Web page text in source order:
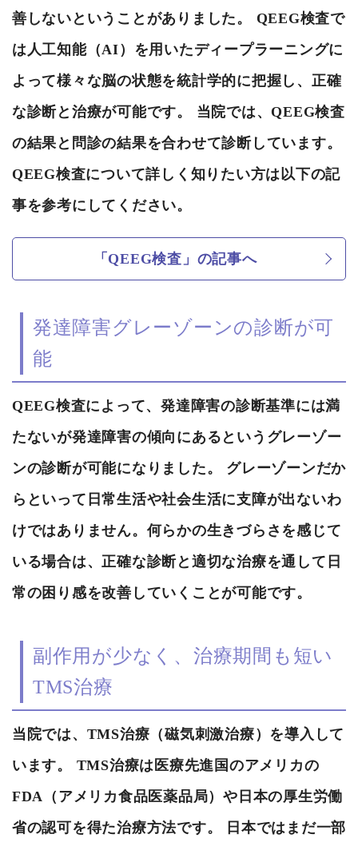
善しないということがありました。 QEEG検査で
は人工知能（AI）を用いたディープラーニングに
よって様々な脳の状態を統計学的に把握し、正確
な診断と治療が可能です。 当院では、QEEG検査
の結果と問診の結果を合わせて診断しています。
QEEG検査について詳しく知りたい方は以下の記
事を参考にしてください。
「QEEG検査」の記事へ
発達障害グレーゾーンの診断が可
能
QEEG検査によって、発達障害の診断基準には満
たないが発達障害の傾向にあるというグレーゾー
ンの診断が可能になりました。 グレーゾーンだか
らといって日常生活や社会生活に支障が出ないわ
けではありません。何らかの生きづらさを感じて
いる場合は、正確な診断と適切な治療を通して日
常の困り感を改善していくことが可能です。
副作用が少なく、治療期間も短い
TMS治療
当院では、TMS治療（磁気刺激治療）を導入して
います。 TMS治療は医療先進国のアメリカの
FDA（アメリカ食品医薬品局）や日本の厚生労働
省の認可を得た治療方法です。 日本ではまだ一部